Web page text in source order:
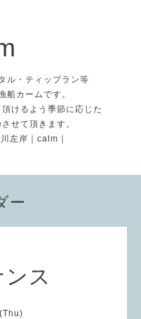
ル・ティップラン等
船カームです。
けるよう季節に応じた
せて頂きます。
左岸｜calm｜
ー
ス